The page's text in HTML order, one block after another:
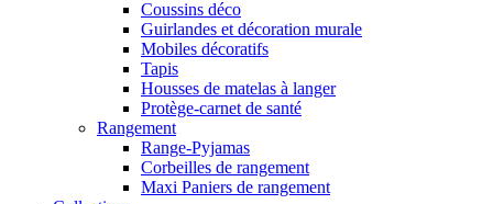
Coussins déco
Guirlandes et décoration murale
Mobiles décoratifs
Tapis
Housses de matelas à langer
Protège-carnet de santé
Rangement
Range-Pyjamas
Corbeilles de rangement
Maxi Paniers de rangement